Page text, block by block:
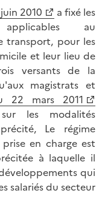
2010
a fixé les
au
transport, pour les
et leur lieu de
versants de la
magistrats et
22 mars 2011
les modalités
Le régime
en charge est
à laquelle il
qui
salariés du secteur